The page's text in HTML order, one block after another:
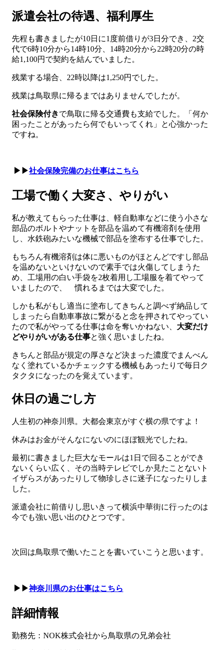
派遣会社の待遇、福利厚生
先程も書きましたが10日に1度前借りが3日分でき、2交
代で6時10分から14時10分、14時20分から22時20分の時
給1,100円で契約を結んでいました。
残業する場合、22時以降は1,250円でした。
残業は鳥取県に帰るまではありませんでしたが。
社会保険付きで鳥取に帰る交通費も支給でした。「何か
困ったことがあったら何でもいってくれ」と心強かった
ですね。
▶▶社会保険完備のお仕事はこちら
工場で働く大変さ、やりがい
私が教えてもらった仕事は、軽自動車などに使う小さな
部品のボルトやナットを部品を温めて有機溶剤を使用
し、水鉄砲みたいな機械で部品を塗布する仕事でした。
もちろん有機溶剤は体に悪いものがほとんどですし部品
を温めないといけないので素手では火傷してしまうた
め、工場用の白い手袋を2枚着用し工場服を着てやって
いましたので、 慣れるまでは大変でした。
しかも私がもし適当に塗布してきちんと調べず納品して
しまったら自動車事故に繋がると念を押されてやってい
たので私がやってる仕事は命を奪いかねない、 大変だけ
どやりがいがある仕事と強く思いましたね。
きちんと部品が規定の厚さなど決まった濃度でまんべん
なく塗れているかチェックする機械もあったりで毎日ク
タクタになったのを覚えています。
休日の過ごし方
人生初の神奈川県。大都会東京がすぐ横の県ですよ！
休みはお金がそんなにないのにほぼ観光でしたね。
最初に書きました巨大なモールは1日で回ることができ
ないくらい広く、その当時テレビでしか見たことないト
イザらスがあったりして物珍しさに迷子になったりしま
した。
派遣会社に前借りし思いきって横浜中華街に行ったのは
今でも強い思い出のひとつです。
次回は鳥取県で働いたことを書いていこうと思います。
▶▶神奈川県のお仕事はこちら
詳細情報
勤務先：NOK株式会社から鳥取県の兄弟会社